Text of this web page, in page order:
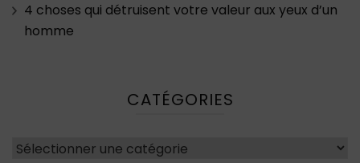
4 choses qui détruisent votre valeur aux yeux d’un
homme
CATÉGORIES
Catégories